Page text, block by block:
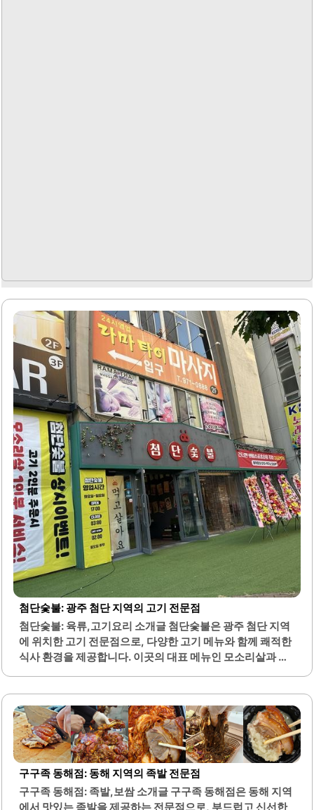
첨단숯불: 광주 첨단 지역의 고기 전문점
첨단숯불: 육류,고기요리 소개글 첨단숯불은 광주 첨단 지역
에 위치한 고기 전문점으로, 다양한 고기 메뉴와 함께 쾌적한
식사 환경을 제공합니다. 이곳의 대표 메뉴인 모소리살과 황
장소로 적합합니다.또한, 직원들의 친절한 서비스는 고객들
에게 편안한 식사 경험을 제공합니다. 고기 외에도 다양한 사
이드 메뉴가 준비되어 있어, 고객들은 여러 가지 맛을 즐길 수
있습니다. 특히, 김치볶음밥과 누룽지는 많은 손님들에게 사
랑받고 있습니다.주차 공간이 마련되어 있어 차량 이용 시 편
리합니다. 이곳은 고기 맛집으로서의 명성을 가지고 있으며,
주류 이벤트도 진행하고 있어 다양한 음료와 함께 식사를 즐
구구족 동해점: 동해 지역의 족발 전문점
구구족 동해점: 족발,보쌈 소개글 구구족 동해점은 동해 지역
에서 맛있는 족발을 제공하는 전문점으로, 부드럽고 신선한